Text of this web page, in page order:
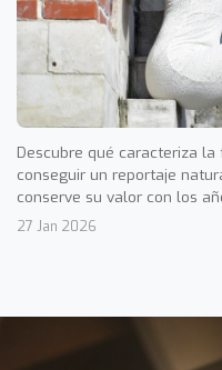
Descubre qué caracteriza
conseguir un reportaje
conserve su valor con los
27 Jan 2026